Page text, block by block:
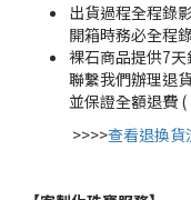
出貨過程全程錄
開箱時務必全程
裸石商品提供7
聯繫我們辦理退
並保證全額退費 (
>>>>查看退換貨